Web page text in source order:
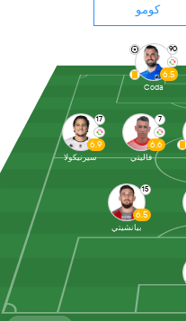
كومو
15
6.5
بيانشيتي
17
6.9
سيرنيكولا
7
6.6
فاليتي
90
6.5
Coda